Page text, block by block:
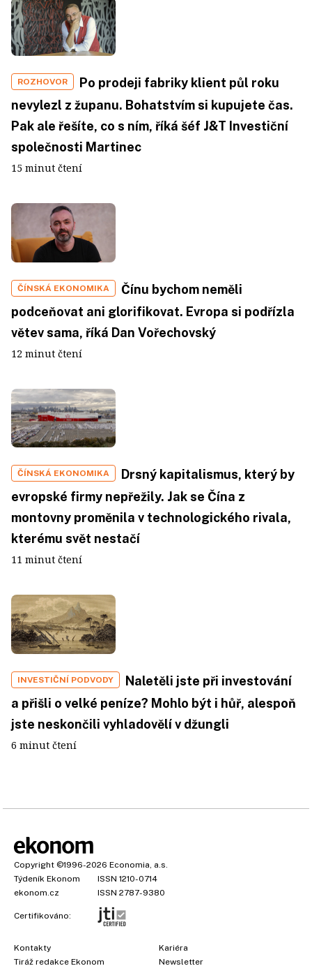
ROZHOVOR
Po prodeji fabriky klient půl roku
nevylezl z županu. Bohatstvím si kupujete čas.
Pak ale řešíte, co s ním, říká šéf J&T Investiční
společnosti Martinec
15 minut čtení
ČÍNSKÁ EKONOMIKA
Čínu bychom neměli
podceňovat ani glorifikovat. Evropa si podřízla
větev sama, říká Dan Vořechovský
12 minut čtení
ČÍNSKÁ EKONOMIKA
Drsný kapitalismus, který by
evropské firmy nepřežily. Jak se Čína z
montovny proměnila v technologického rivala,
kterému svět nestačí
11 minut čtení
INVESTIČNÍ PODVODY
Naletěli jste při investování
a přišli o velké peníze? Mohlo být i hůř, alespoň
jste neskončili vyhladovělí v džungli
6 minut čtení
Copyright ©1996-2026 Economia, a.s.
Týdeník Ekonom
ISSN 1210-0714
ekonom.cz
ISSN 2787-9380
Certifikováno:
Kontakty
Tiráž redakce Ekonom
Kariéra
Newsletter